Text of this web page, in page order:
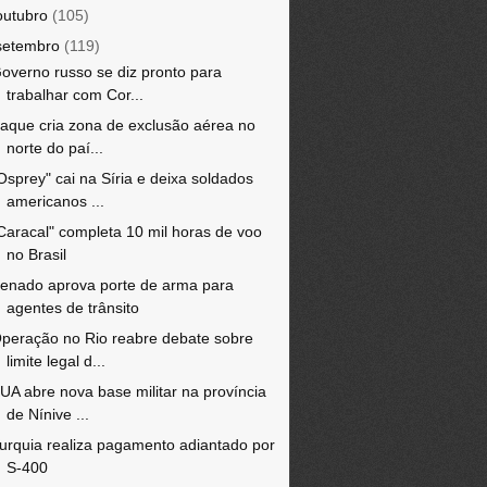
(105)
(119)
russo se diz pronto para
trabalhar com Cor...
cria zona de exclusão aérea no
norte do paí...
cai na Síria e deixa soldados
americanos ...
completa 10 mil horas de voo
no Brasil
aprova porte de arma para
agentes de trânsito
no Rio reabre debate sobre
limite legal d...
abre nova base militar na província
de Nínive ...
realiza pagamento adiantado por
S-400